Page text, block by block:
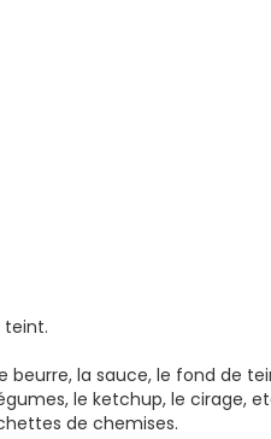
teint.
beurre, la sauce, le fond de
le ketchup, le cirage,
de chemises.